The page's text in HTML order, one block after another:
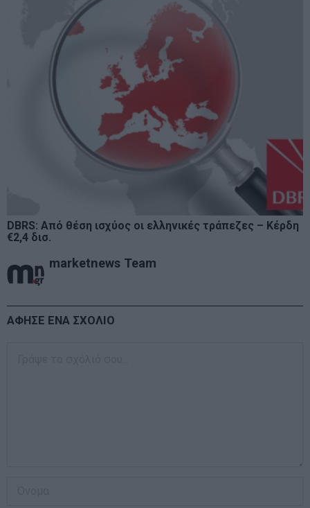
DBRS: Από θέση ισχύος οι ελληνικές τράπεζες – Κέρδη
€2,4 δισ.
marketnews Team
ΑΦΗΣΕ ΕΝΑ ΣΧΟΛΙΟ